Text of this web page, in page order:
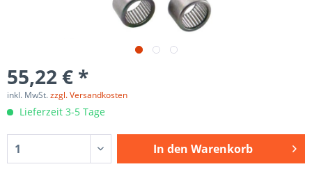
55,22 € *
inkl. MwSt.zzgl. Versandkosten
Lieferzeit 3-5 Tage
In den Warenkorb